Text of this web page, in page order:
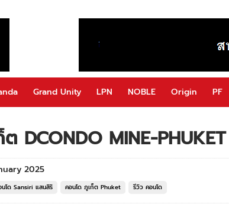
Grand Unity LPN NOBLE Origin PF
DCONDO MINE-PHUKET
2025
นโด Sansiri แสนสิริ คอนโด ภูเก็ต Phuket รีวิว คอนโด